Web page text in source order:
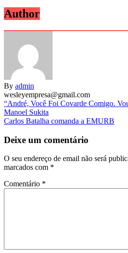
Author
By admin
wesleyempresa@gmail.com
Navegação
de
“André, Você Foi Covarde Comigo.
Manoel Sukita
Carlos Batalha comanda a EMURB
Deixe um comentário
O seu endereço de email não será
marcados com *
Comentário *